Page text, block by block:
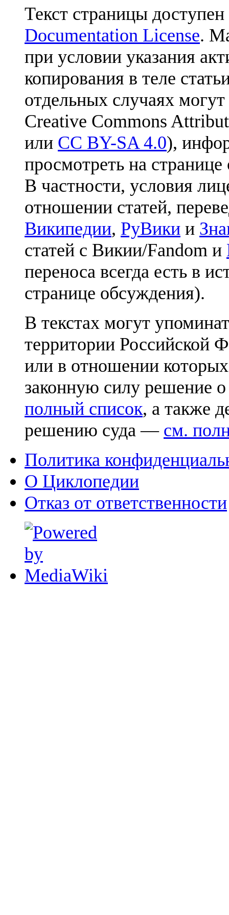
Текст страницы
Documentation License.
при условии указания
копирования в теле
отдельных случаях
Creative Commons
или CC BY-SA 4.0),
просмотреть на
В частности, условия
отношении статей,
Википедии, РуВики и
статей с Викии/Fandom и
переноса всегда есть в
странице обсуждения).
В текстах могут
территории Российской
или в отношении
законную силу решение
полный список, а также
решению суда — см.
Политика
О Циклопедии
Отказ от ответственности